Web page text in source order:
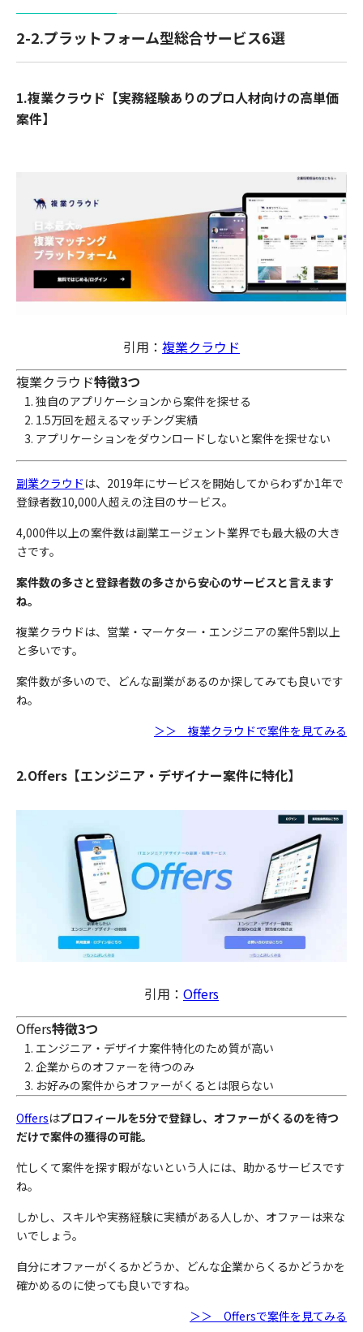
2-2.プラットフォーム型総合サービス6選
1.複業クラウド【実務経験ありのプロ人材向けの高単価
案件】
引用： 複業クラウド
複業クラウド特徴3つ
独自のアプリケーションから案件を探せる
1.5万回を超えるマッチング実績
アプリケーションをダウンロードしないと案件を探せない
副業クラウドは、2019年にサービスを開始してからわずか1年で
登録者数10,000人超えの注目のサービス。
4,000件以上の案件数は副業エージェント業界でも最大級の大き
さです。
案件数の多さと登録者数の多さから安心のサービスと言えます
ね。
複業クラウドは、営業・マーケター・エンジニアの案件5割以上
と多いです。
案件数が多いので、どんな副業があるのか探してみても良いです
ね。
＞＞ 複業クラウドで案件を見てみる
2.Offers【エンジニア・デザイナー案件に特化】
引用： Offers
Offers特徴3つ
エンジニア・デザイナ案件特化のため質が高い
企業からのオファーを待つのみ
お好みの案件からオファーがくるとは限らない
Offersはプロフィールを5分で登録し、オファーがくるのを待つ
だけで案件の獲得の可能。
忙しくて案件を探す暇がないという人には、助かるサービスです
ね。
しかし、スキルや実務経験に実績がある人しか、オファーは来な
いでしょう。
自分にオファーがくるかどうか、どんな企業からくるかどうかを
確かめるのに使っても良いですね。
＞＞ Offersで案件を見てみる